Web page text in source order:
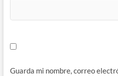
Guarda mi nombre, correo